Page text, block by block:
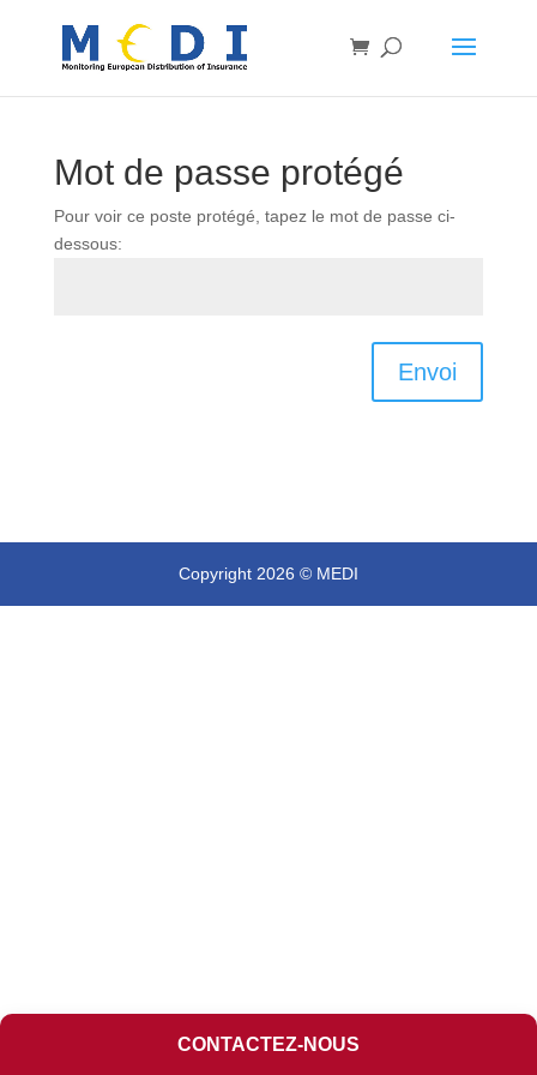
Mot de passe protégé
Pour voir ce poste protégé, tapez le mot de passe ci-
dessous:
Envoi
Copyright 2026 © MEDI
CONTACTEZ-NOUS